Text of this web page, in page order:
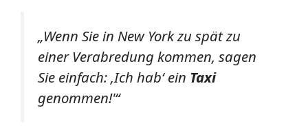
„Wenn Sie in New York zu spät zu
einer Verabredung kommen, sagen
Sie einfach: ‚Ich hab‘ ein Taxi
genommen!'“